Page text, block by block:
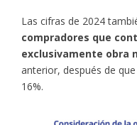
Las cifras de 2024
compradores que
exclusivamente obra
anterior, después de
16%.